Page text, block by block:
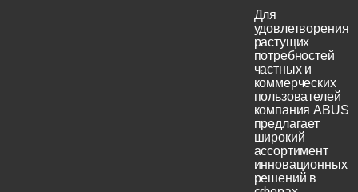
Для
удовлетворения
растущих
потребностей
частных и
коммерческих
пользователей
компания ABUS
предлагает
широкий
ассортимент
инновационных
решений в